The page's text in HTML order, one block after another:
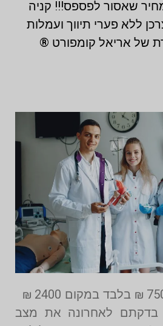
שאסור לפספס!!! קניה
ללא פערי תיווך ועמלות
של אריאל קומפורט ®
מדרסים מאוחדת 750 ₪ בלבד במקום 2400 ₪
בדקתם לאחרונה את מצב